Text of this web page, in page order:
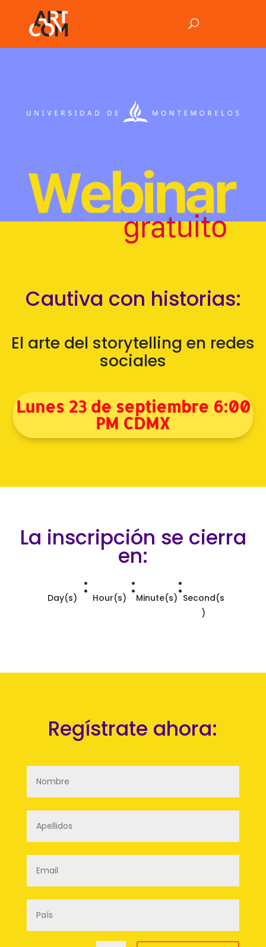
Cautiva con historias:
El arte del storytelling en redes
sociales
Lunes 23 de septiembre 6:00
PM CDMX
La inscripción se cierra
en:
Day(s) : Hour(s) :Minute(s):Second(s
)
Regístrate ahora: